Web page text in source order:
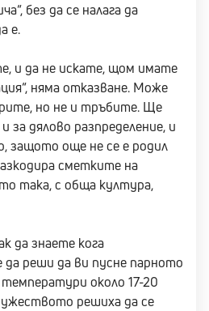
без да се налага да
е.
и да не искате, щом имате
няма отказване. Може
но не и тръбите. Ще
за дялово разпределение, и
защото още не се е родил
сметките на
така, с обща култура,
да знаете кога
да реши да ви пусне парното
около 17-20
решиха да се